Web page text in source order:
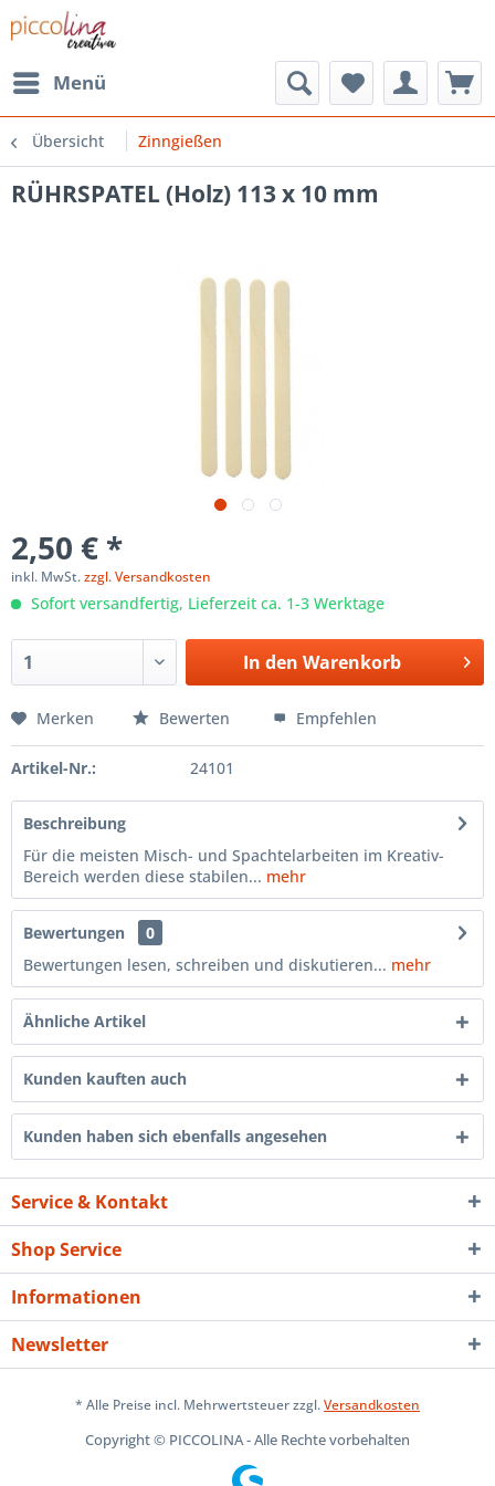
Menü
Übersicht Zinngießen
RÜHRSPATEL (Holz) 113 x 10 mm
2,50 € *
inkl. MwSt.zzgl. Versandkosten
Sofort versandfertig, Lieferzeit ca. 1-3 Werktage
In den Warenkorb
Merken Bewerten Empfehlen
Artikel-Nr.: 24101
Beschreibung
Für die meisten Misch- und Spachtelarbeiten im Kreativ-
Bereich werden diese stabilen... mehr
Bewertungen
0
Bewertungen lesen, schreiben und diskutieren... mehr
Ähnliche Artikel
Kunden kauften auch
Kunden haben sich ebenfalls angesehen
Service & Kontakt
Shop Service
Informationen
Newsletter
* Alle Preise incl. Mehrwertsteuer zzgl.Versandkosten
Copyright © PICCOLINA - Alle Rechte vorbehalten